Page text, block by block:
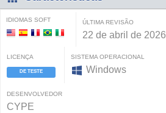
IDIOMAS SOFT ÚLTIMA REVISÃO
22 de abril de 2026
LICENÇA
DE TESTE
SISTEMA OPERACIONAL
Windows
DESENVOLVEDOR
CYPE